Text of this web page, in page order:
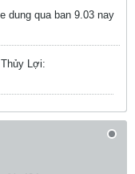
dung qua ban 9.03 nay
Lợi: